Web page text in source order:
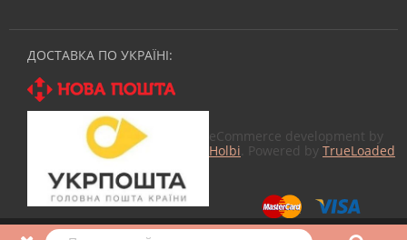
ДОСТАВКА ПО УКРАЇНІ:
eCommerce development by
Holbi . Powered by TrueLoaded